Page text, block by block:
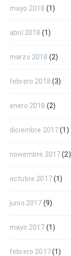
mayo 2018 (1)
abril 2018 (1)
marzo 2018 (2)
febrero 2018 (3)
enero 2018 (2)
diciembre 2017(1)
noviembre 2017(2)
octubre 2017(1)
junio 2017 (9)
mayo 2017 (1)
febrero 2017(1)